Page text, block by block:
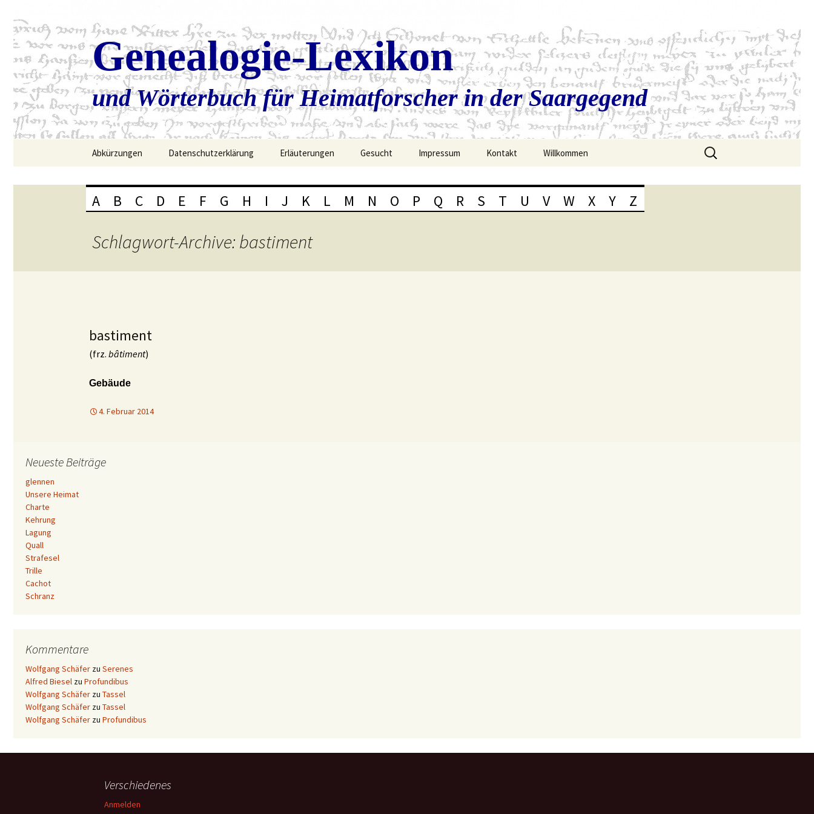
Genealogie-Lexikon
und Wörterbuch für Heimatforscher in der Saargegend
Abkürzungen Datenschutzerklärung Erläuterungen Gesucht Impressum Kontakt Willkommen
Suchen
nach:
A B C D E F G H I J K L M N O P Q R S T U V W X Y Z
Schlagwort-Archive: bastiment
bastiment
(frz. bâtiment)
Gebäude
4. Februar 2014
Neueste Beiträge
glennen
Unsere Heimat
Charte
Kehrung
Lagung
Quall
Strafesel
Trille
Cachot
Schranz
Kommentare
Wolfgang Schäfer zu Serenes
Alfred Biesel zu Profundibus
Wolfgang Schäfer zu Tassel
Wolfgang Schäfer zu Tassel
Wolfgang Schäfer zu Profundibus
Verschiedenes
Anmelden